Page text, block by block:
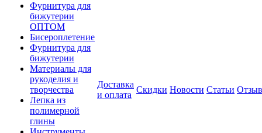
Фурнитура для
бижутерии
ОПТОМ
Бисероплетение
Фурнитура для
бижутерии
Материалы для
рукоделия и
творчества
Лепка из
полимерной
глины
Доставка
и оплата
Скидки Новости Статьи